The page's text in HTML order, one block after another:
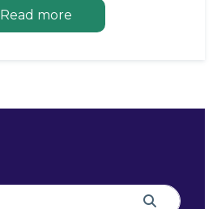
Read more
Search